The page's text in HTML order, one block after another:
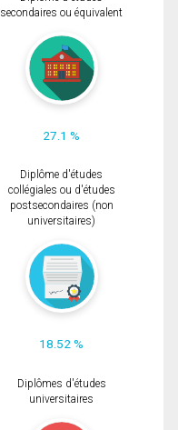
secondaires ou équivalent
27.1 %
Diplôme d'études
collégiales ou d'études
postsecondaires (non
universitaires)
18.52 %
Diplômes d'études
universitaires